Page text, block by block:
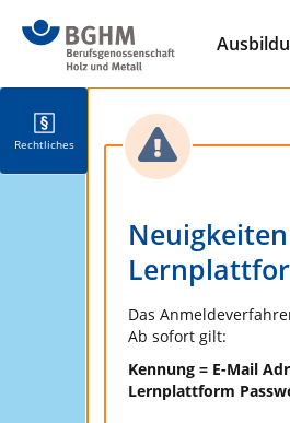
Rechtliches
Das
Ab sofort gilt:
Kennung = E-Mail
Lernplattform